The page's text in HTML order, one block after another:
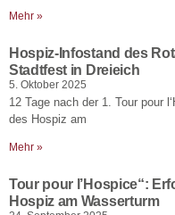
Mehr »
Hospiz-Infostand des
Stadtfest in Dreieich
5. Oktober 2025
12 Tage nach der 1. Tour pour
des Hospiz am
Mehr »
Tour pour l’Hospice“:
Hospiz am Wasserturm